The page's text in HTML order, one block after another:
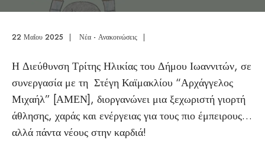
22 Μαΐου 2025 | Νέα - Ανακοινώσεις |
Η Διεύθυνση Τρίτης Ηλικίας του Δήμου Ιωαννιτών, σε
συνεργασία με τη Στέγη Καϊμακλίου “Αρχάγγελος
Μιχαήλ” [ΑΜΕΝ], διοργανώνει μια ξεχωριστή γιορτή
άθλησης, χαράς και ενέργειας για τους πιο έμπειρους…
αλλά πάντα νέους στην καρδιά!